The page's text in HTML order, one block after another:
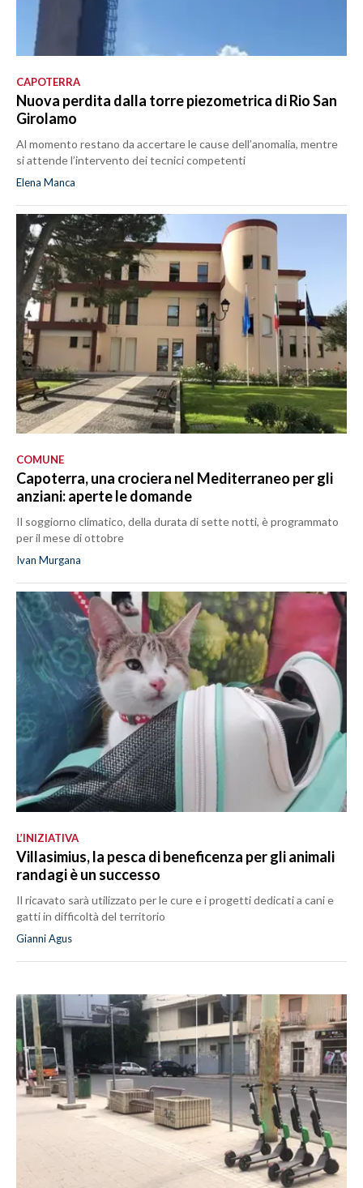
CAPOTERRA
Nuova perdita dalla torre piezometrica di Rio San
Girolamo
Al momento restano da accertare le cause dell’anomalia, mentre
si attende l’intervento dei tecnici competenti
Elena Manca
COMUNE
Capoterra, una crociera nel Mediterraneo per gli
anziani: aperte le domande
Il soggiorno climatico, della durata di sette notti, è programmato
per il mese di ottobre
Ivan Murgana
L’INIZIATIVA
Villasimius, la pesca di beneficenza per gli animali
randagi è un successo
Il ricavato sarà utilizzato per le cure e i progetti dedicati a cani e
gatti in difficoltà del territorio
Gianni Agus